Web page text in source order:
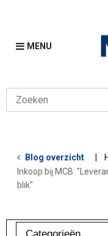
MENU
Blog overzicht
Inkoop bij MCB:
blik"